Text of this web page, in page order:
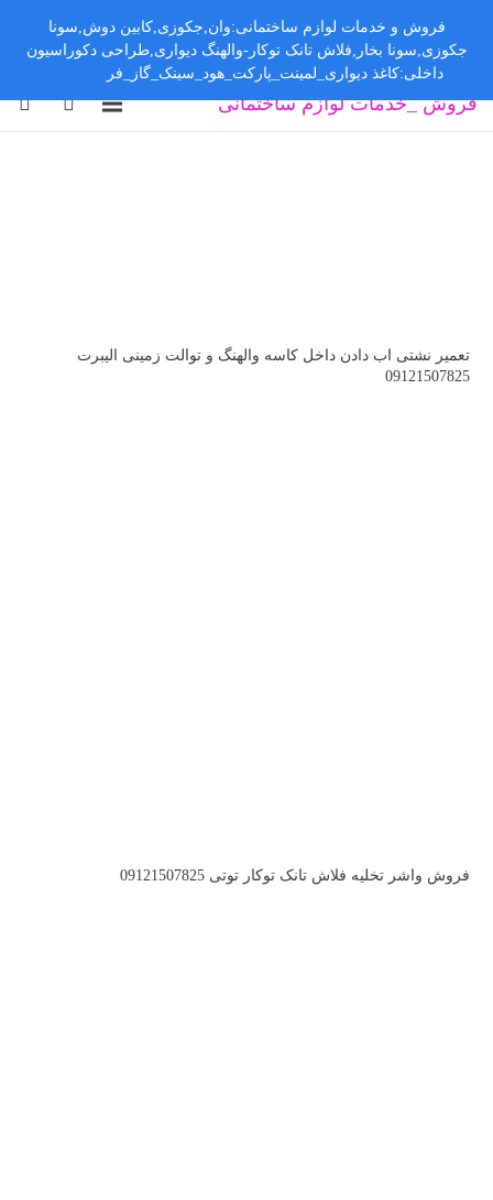
فروش _خدمات لوازم ساختمانی
تعمیر نشتی اب دادن داخل کاسه والهنگ و توالت زمینی الیبرت
09121507825
فروش واشر تخلیه فلاش تانک توکار توتی 09121507825
فروش و خدمات لوازم ساختمانی:وان,جکوزی,کابین دوش,سونا
جکوزی,سونا بخار,فلاش تانک توکار-والهنگ دیواری,طراحی دکوراسیون
داخلی:کاغذ دیواری_لمینت_پارکت_هود_سینک_گاز_فر